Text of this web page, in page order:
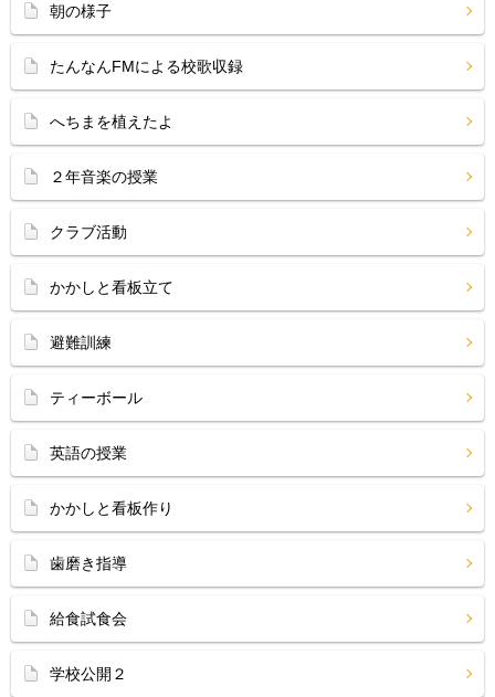
朝の様子
たんなんFMによる校歌収録
へちまを植えたよ
２年音楽の授業
クラブ活動
かかしと看板立て
避難訓練
ティーボール
英語の授業
かかしと看板作り
歯磨き指導
給食試食会
学校公開２